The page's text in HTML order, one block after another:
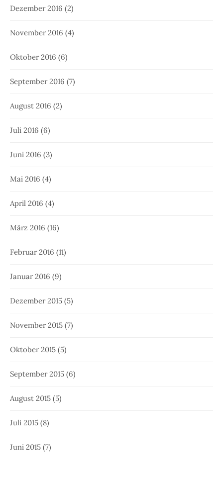
Dezember 2016 (2)
November 2016 (4)
Oktober 2016 (6)
September 2016 (7)
August 2016 (2)
Juli 2016 (6)
Juni 2016 (3)
Mai 2016 (4)
April 2016 (4)
März 2016 (16)
Februar 2016 (11)
Januar 2016 (9)
Dezember 2015 (5)
November 2015 (7)
Oktober 2015 (5)
September 2015 (6)
August 2015 (5)
Juli 2015 (8)
Juni 2015 (7)